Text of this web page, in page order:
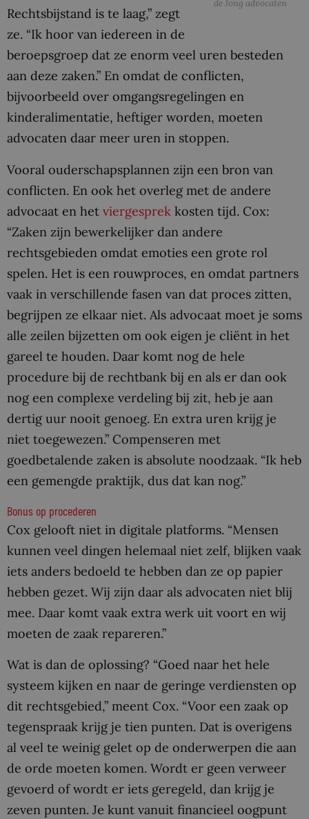
de Jong advocaten
Rechtsbijstand is te laag,” zegt
ze. “Ik hoor van iedereen in de
beroepsgroep dat ze enorm veel uren besteden
aan deze zaken.” En omdat de conflicten,
bijvoorbeeld over omgangsregelingen en
kinderalimentatie, heftiger worden, moeten
advocaten daar meer uren in stoppen.
Vooral ouderschapsplannen zijn een bron van
conflicten. En ook het overleg met de andere
advocaat en het viergesprek kosten tijd. Cox:
“Zaken zijn bewerkelijker dan andere
rechtsgebieden omdat emoties een grote rol
spelen. Het is een rouwproces, en omdat partners
vaak in verschillende fasen van dat proces zitten,
begrijpen ze elkaar niet. Als advocaat moet je soms
alle zeilen bijzetten om ook eigen je cliënt in het
gareel te houden. Daar komt nog de hele
procedure bij de rechtbank bij en als er dan ook
nog een complexe verdeling bij zit, heb je aan
dertig uur nooit genoeg. En extra uren krijg je
niet toegewezen.” Compenseren met
goedbetalende zaken is absolute noodzaak. “Ik heb
een gemengde praktijk, dus dat kan nog.”
Bonus op procederen
Cox gelooft niet in digitale platforms. “Mensen
kunnen veel dingen helemaal niet zelf, blijken vaak
iets anders bedoeld te hebben dan ze op papier
hebben gezet. Wij zijn daar als advocaten niet blij
mee. Daar komt vaak extra werk uit voort en wij
moeten de zaak repareren.”
Wat is dan de oplossing? “Goed naar het hele
systeem kijken en naar de geringe verdiensten op
dit rechtsgebied,” meent Cox. “Voor een zaak op
tegenspraak krijg je tien punten. Dat is overigens
al veel te weinig gelet op de onderwerpen die aan
de orde moeten komen. Wordt er geen verweer
gevoerd of wordt er iets geregeld, dan krijg je
zeven punten. Je kunt vanuit financieel oogpunt